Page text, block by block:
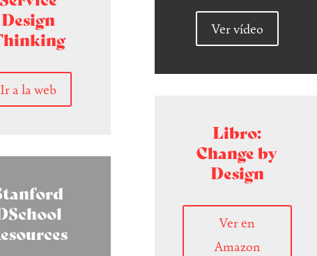
Design
Ir a la web
Ver vídeo
Libro:
Change by
Design
Ver en
Amazon